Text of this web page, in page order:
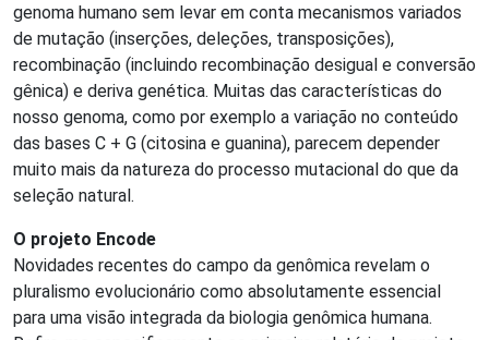
genoma humano sem levar em conta mecanismos variados
de mutação (inserções, deleções, transposições),
recombinação (incluindo recombinação desigual e conversão
gênica) e deriva genética. Muitas das características do
nosso genoma, como por exemplo a variação no conteúdo
das bases C + G (citosina e guanina), parecem depender
muito mais da natureza do processo mutacional do que da
seleção natural.
O projeto Encode
Novidades recentes do campo da genômica revelam o
pluralismo evolucionário como absolutamente essencial
para uma visão integrada da biologia genômica humana.